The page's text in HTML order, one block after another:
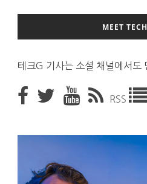
MEET
테크G 기사는 소셜 채널에서도
RSS